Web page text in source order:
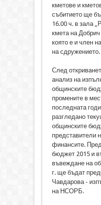
кметове и
събитието ще
16.00 ч. в зала
кмета на
която е и член
на сдружението.
След
анализ на
общинските
промените в
последната
разгледано
общинските
представители
финансите.
бюджет 2015 и
въвеждане на
г. ще бъдат
Чавдарова -
на НСОРБ.